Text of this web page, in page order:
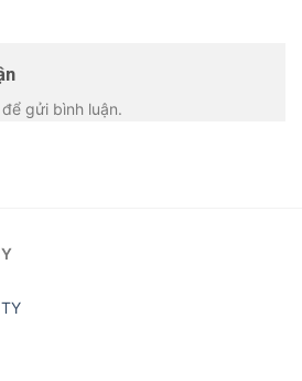
để gửi bình luận.